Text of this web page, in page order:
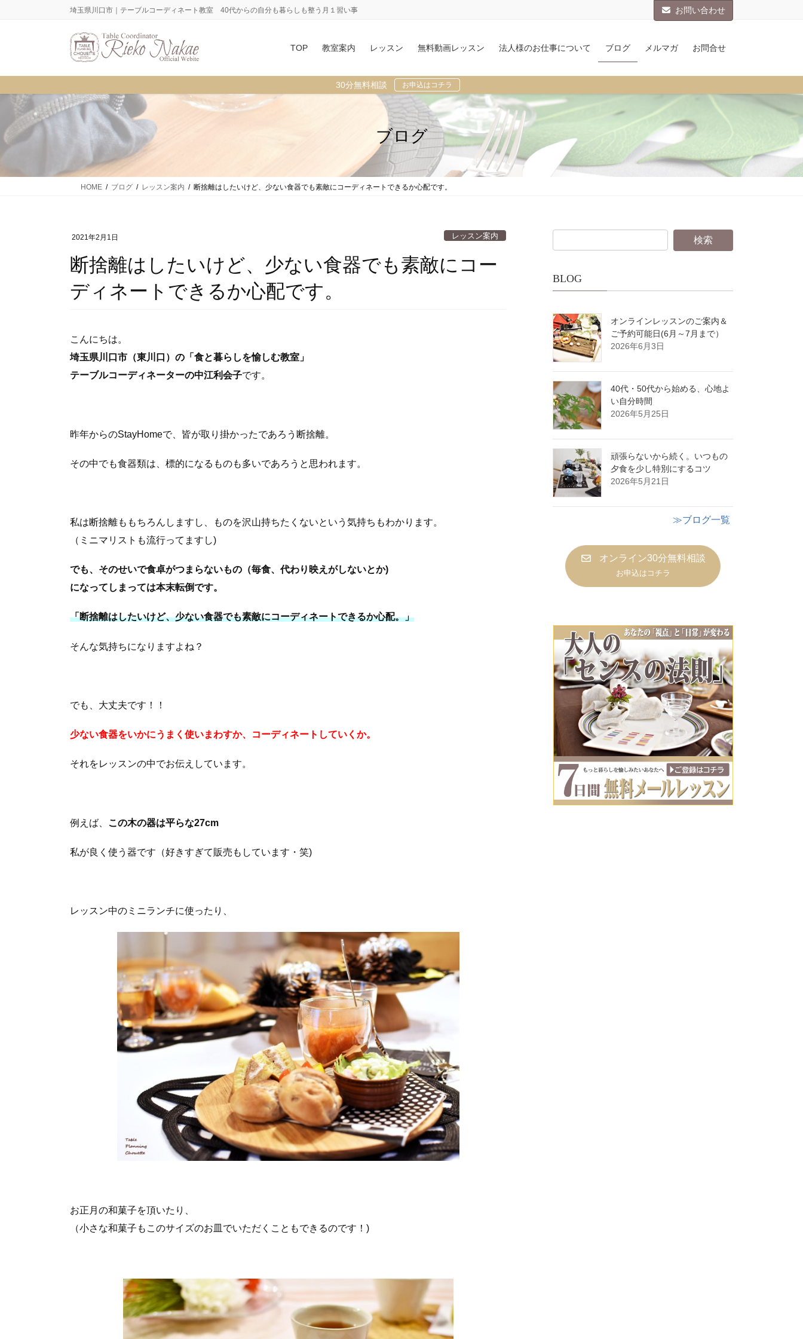
に
移
ョ
ン
動
埼玉県川口市｜テーブルコーディネート教室 40代からの自分も暮らしも整う月１習い事 お問い合わせ
TOP 教室案内 レッスン 無料動画レッスン 法人様のお仕事について ブログ メルマガ お問合せ
30分無料相談 お申込はコチラ
ブログ
HOME ブログ レッスン案内 断捨離はしたいけど、少ない食器でも素敵にコーディネートできるか心配です。
2021年2月1日 レッスン案内
断捨離はしたいけど、少ない食器でも素敵にコー
ディネートできるか心配です。
こんにちは。
埼玉県川口市（東川口）の「食と暮らしを愉しむ教室」
テーブルコーディネーターの中江利会子です。
昨年からのStayHomeで、皆が取り掛かったであろう断捨離。
その中でも食器類は、標的になるものも多いであろうと思われます。
私は断捨離ももちろんしますし、ものを沢山持ちたくないという気持ちもわかります。
（ミニマリストも流行ってますし)
でも、そのせいで食卓がつまらないもの（毎食、代わり映えがしないとか)
になってしまっては本末転倒です。
「断捨離はしたいけど、少ない食器でも素敵にコーディネートできるか心配。」
そんな気持ちになりますよね？
でも、大丈夫です！！
少ない食器をいかにうまく使いまわすか、コーディネートしていくか。
それをレッスンの中でお伝えしています。
例えば、 この木の器は平らな27cm
私が良く使う器です（好きすぎて販売もしています・笑)
レッスン中のミニランチに使ったり、
お正月の和菓子を頂いたり、
（小さな和菓子もこのサイズのお皿でいただくこともできるのです！)
BLOG
オンラインレッスンのご案内＆
ご予約可能日(6月～7月まで）
2026年6月3日
40代・50代から始める、心地よ
い自分時間
2026年5月25日
頑張らないから続く。いつもの
夕食を少し特別にするコツ
2026年5月21日
≫ブログ一覧
オンライン30分無料相談
お申込はコチラ